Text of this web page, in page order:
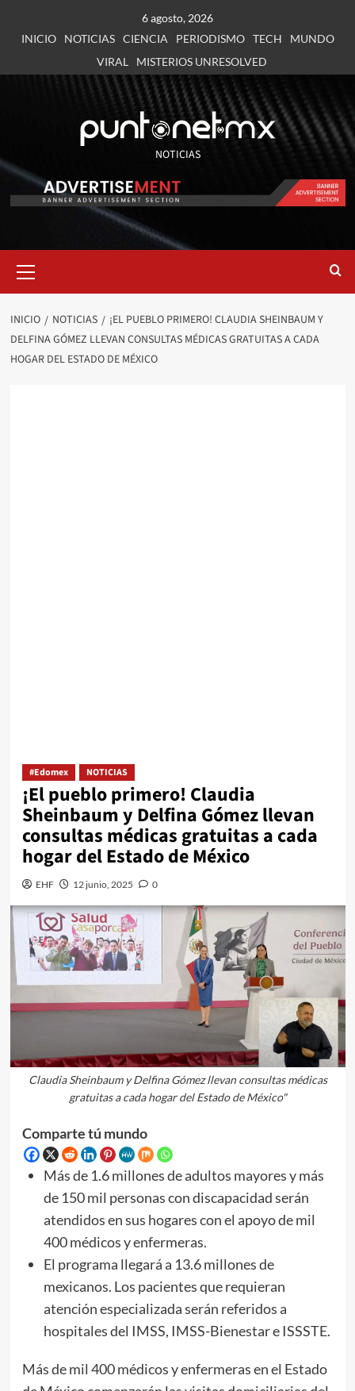
6 agosto, 2026
INICIO
NOTICIAS CIENCIA PERIODISMO TECH
MUNDO
VIRAL
MISTERIOS UNRESOLVED
NOTICIAS
INICIO NOTICIAS
¡EL PUEBLO PRIMERO! CLAUDIA SHEINBAUM Y
DELFINA GÓMEZ LLEVAN CONSULTAS MÉDICAS GRATUITAS A CADA
HOGAR DEL ESTADO DE MÉXICO
#Edomex NOTICIAS
¡El pueblo primero! Claudia
Sheinbaum y Delfina Gómez llevan
consultas médicas gratuitas a cada
hogar del Estado de México
EHF 12 junio, 2025 0
Claudia Sheinbaum y Delfina Gómez llevan consultas médicas
gratuitas a cada hogar del Estado de México"
Comparte tú mundo
Más de 1.6 millones de adultos mayores y más
de 150 mil personas con discapacidad serán
atendidos en sus hogares con el apoyo de mil
400 médicos y enfermeras.
El programa llegará a 13.6 millones de
mexicanos. Los pacientes que requieran
atención especializada serán referidos a
hospitales del IMSS, IMSS-Bienestar e ISSSTE.
Más de mil 400 médicos y enfermeras en el Estado